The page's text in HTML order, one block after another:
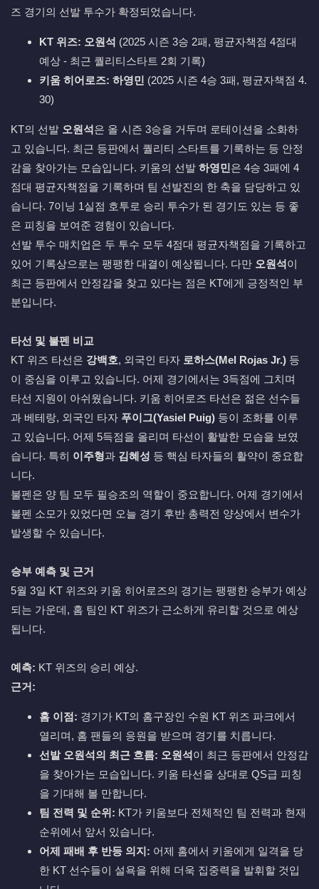
즈 경기의 선발 투수가 확정되었습니다.
KT 위즈: 오원석 (2025 시즌 3승 2패, 평균자책점 4점대
예상 - 최근 퀄리티스타트 2회 기록)
키움 히어로즈: 하영민 (2025 시즌 4승 3패, 평균자책점 4.
30)
KT의 선발 오원석은 올 시즌 3승을 거두며 로테이션을 소화하
고 있습니다. 최근 등판에서 퀄리티 스타트를 기록하는 등 안정
감을 찾아가는 모습입니다. 키움의 선발 하영민은 4승 3패에 4
점대 평균자책점을 기록하며 팀 선발진의 한 축을 담당하고 있
습니다. 7이닝 1실점 호투로 승리 투수가 된 경기도 있는 등 좋
은 피칭을 보여준 경험이 있습니다.
선발 투수 매치업은 두 투수 모두 4점대 평균자책점을 기록하고
있어 기록상으로는 팽팽한 대결이 예상됩니다. 다만 오원석이
최근 등판에서 안정감을 찾고 있다는 점은 KT에게 긍정적인 부
분입니다.
타선 및 불펜 비교
KT 위즈 타선은 강백호, 외국인 타자 로하스(Mel Rojas Jr.) 등
이 중심을 이루고 있습니다. 어제 경기에서는 3득점에 그치며
타선 지원이 아쉬웠습니다. 키움 히어로즈 타선은 젊은 선수들
과 베테랑, 외국인 타자 푸이그(Yasiel Puig) 등이 조화를 이루
고 있습니다. 어제 5득점을 올리며 타선이 활발한 모습을 보였
습니다. 특히 이주형과 김혜성 등 핵심 타자들의 활약이 중요합
니다.
불펜은 양 팀 모두 필승조의 역할이 중요합니다. 어제 경기에서
불펜 소모가 있었다면 오늘 경기 후반 총력전 양상에서 변수가
발생할 수 있습니다.
승부 예측 및 근거
5월 3일 KT 위즈와 키움 히어로즈의 경기는 팽팽한 승부가 예상
되는 가운데, 홈 팀인 KT 위즈가 근소하게 유리할 것으로 예상
됩니다.
예측: KT 위즈의 승리 예상.
근거:
홈 이점: 경기가 KT의 홈구장인 수원 KT 위즈 파크에서
열리며, 홈 팬들의 응원을 받으며 경기를 치릅니다.
선발 오원석의 최근 흐름: 오원석이 최근 등판에서 안정감
을 찾아가는 모습입니다. 키움 타선을 상대로 QS급 피칭
을 기대해 볼 만합니다.
팀 전력 및 순위: KT가 키움보다 전체적인 팀 전력과 현재
순위에서 앞서 있습니다.
어제 패배 후 반등 의지: 어제 홈에서 키움에게 일격을 당
한 KT 선수들이 설욕을 위해 더욱 집중력을 발휘할 것입